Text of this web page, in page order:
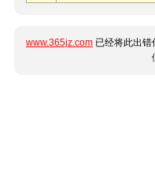
www.365jz.com 已经将此出